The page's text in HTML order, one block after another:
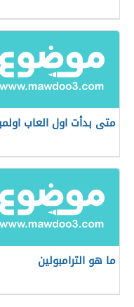
متى بدأت اول العاب
ما هو الترامبولين